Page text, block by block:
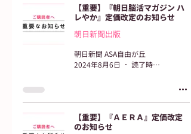
【重要】『朝日脳活マガジン ハ
レやか』定価改定のお知らせ
朝日新聞出版
朝日新聞 ASA自由が丘
2024年8月6日
読了時間: 1分
【重要】『ＡＥＲＡ』定価改定
のお知らせ